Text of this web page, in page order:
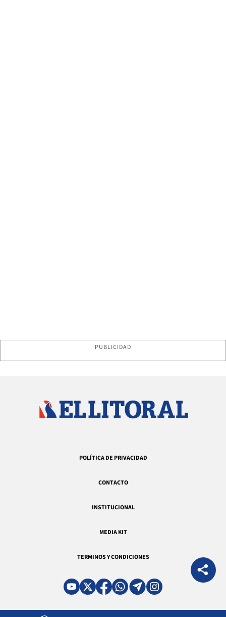
PUBLICIDAD
POLÍTICA DE PRIVACIDAD
CONTACTO
INSTITUCIONAL
MEDIA KIT
TERMINOS Y CONDICIONES